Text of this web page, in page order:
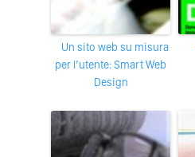
Un sito web su misura
per l’utente: Smart Web
Design